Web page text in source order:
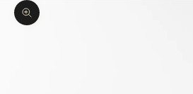
Bild vergrößern